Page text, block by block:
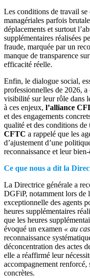
Les conditions de travail se
managériales parfois
déplacements et surtout
supplémentaires réalisées
fraude, marquée par un
manque de transparence
efficacité réelle.
Enfin, le dialogue social,
professionnelles de 2026, a
visibilité sur leur rôle dans
à ces enjeux, l’alliance
et des engagements
qualité et des conditions de
CFTC a rappelé que les
d’ajustement d’une
reconnaissance et leur bien-
Ce que nous a dit la
La Directrice générale a
DGFiP, notamment lors de
exceptionnelle des agents
heures supplémentaires
que les heures
évoqué un examen « au
reconnaissance
déconcentration des actes
elle a réaffirmé leur
accompagnement renforcé,
concrètes.